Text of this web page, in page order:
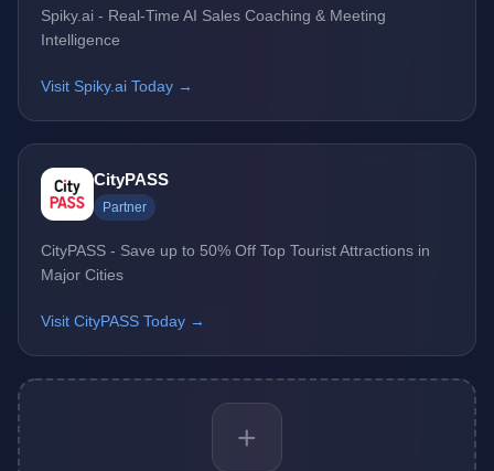
Spiky.ai - Real-Time AI Sales Coaching & Meeting
Intelligence
Visit Spiky.ai Today →
CityPASS
Partner
CityPASS - Save up to 50% Off Top Tourist Attractions in
Major Cities
Visit CityPASS Today →
+